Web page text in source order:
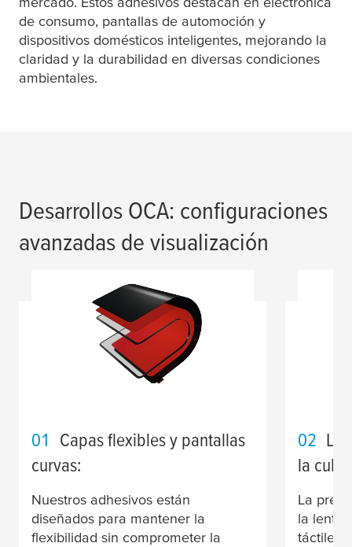
de consumo, pantallas de automoción y
dispositivos domésticos inteligentes, mejorando la
claridad y la durabilidad en diversas condiciones
ambientales.
Desarrollos OCA: configuraciones
avanzadas de visualización
01
Capas flexibles y pantallas
curvas:
Nuestros adhesivos están
diseñados para mantener la
flexibilidad sin comprometer la
02
la
La
la lente
táctiles